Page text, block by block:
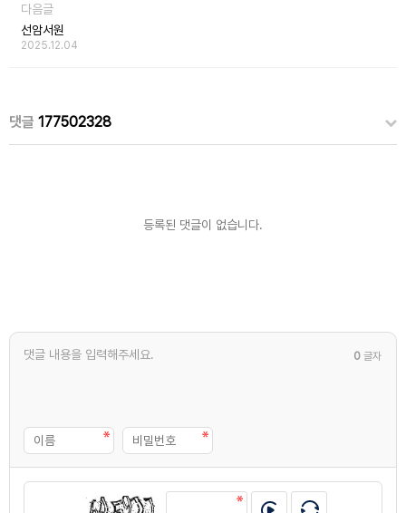
다음글
선암서원
2025.12.04
댓글 177502328
등록된 댓글이 없습니다.
0 글자